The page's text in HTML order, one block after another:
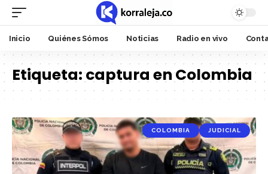
Inicio Quiénes Sómos Noticias Radio en vivo
Etiqueta:captura en Colombia
COLOMBIA JUDICIAL